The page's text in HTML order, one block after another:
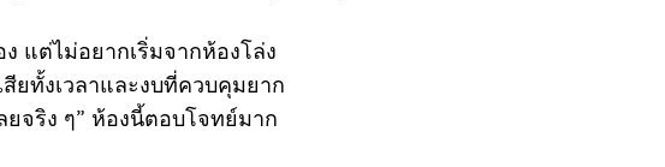
แต่ไม่อยากเริ่มจากห้องโล่ง
ยทั้งเวลาและงบที่ควบคุมยาก
จริง ๆ” ห้องนี้ตอบโจทย์มาก